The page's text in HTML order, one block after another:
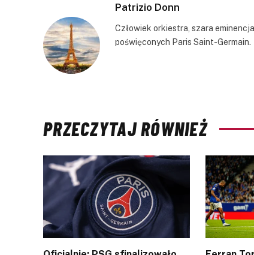
Patrizio Donn
Człowiek orkiestra, szara
poświęconych Paris Saint-Germain.
PRZECZYTAJ RÓWNIEŻ